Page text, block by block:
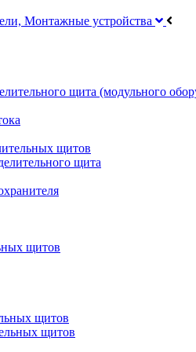
Монтажные устройства
щита (модульного
щитов
щита
щитов
щитов
щитов